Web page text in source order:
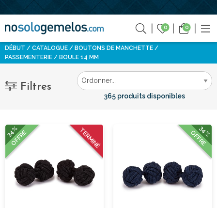
0 0
DÉBUT CATALOGUE
BOUTONS DE MANCHETTE
PASSEMENTERIE
BOULE 14 MM
Filtres
365 produits disponibles
TERMINÉ
34%
OFFRE 34%
OFFRE